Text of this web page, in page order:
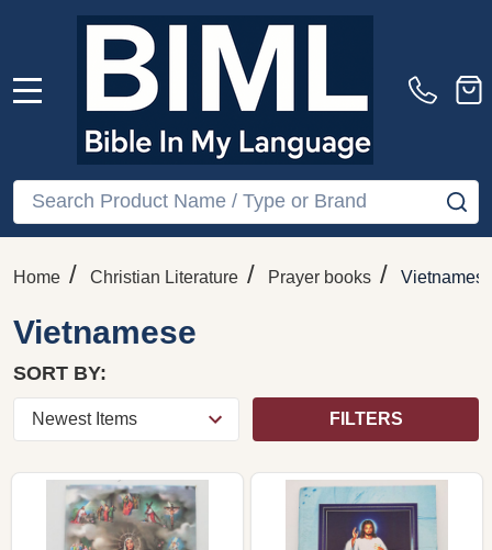
Search
Home / Christian Literature / Prayer books /
Vietnamese
SORT BY:
FILTERS